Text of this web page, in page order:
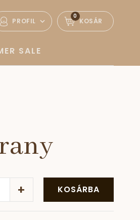
PROFIL KOSÁR
0
SALE
+ KOSÁRBA